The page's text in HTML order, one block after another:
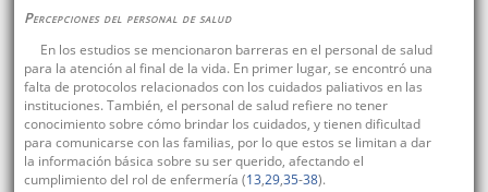
Percepciones del personal de salud
En los estudios se mencionaron barreras en el personal de salud
para la atención al final de la vida. En primer lugar, se encontró una
falta de protocolos relacionados con los cuidados paliativos en las
instituciones. También, el personal de salud refiere no tener
conocimiento sobre cómo brindar los cuidados, y tienen dificultad
para comunicarse con las familias, por lo que estos se limitan a dar
la información básica sobre su ser querido, afectando el
cumplimiento del rol de enfermería (13,29,35-38).